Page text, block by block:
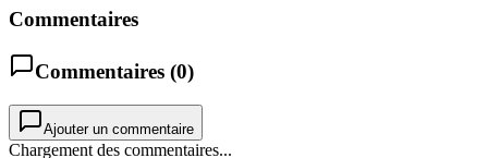
Commentaires
Commentaires (0)
Ajouter un commentaire
Chargement des commentaires...